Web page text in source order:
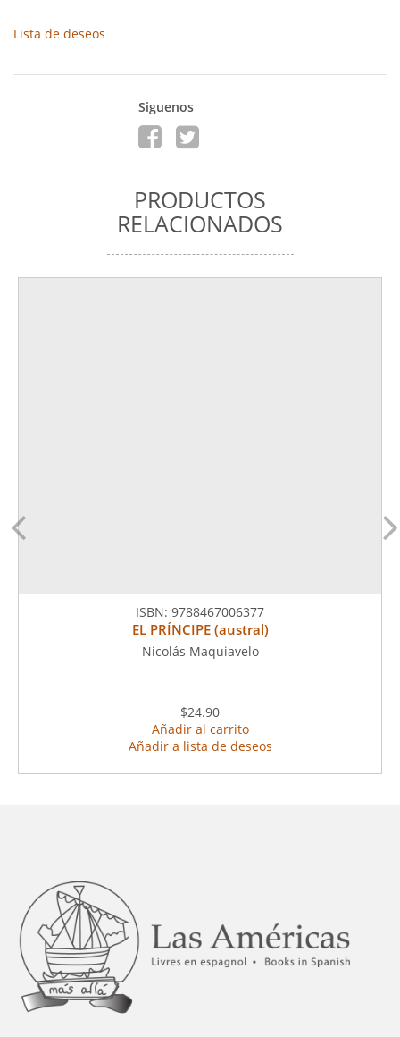
Lista de deseos
Siguenos
PRODUCTOS
RELACIONADOS
ISBN: 9788467006377
EL PRÍNCIPE (austral)
Nicolás Maquiavelo
$24.90
Añadir al carrito
Añadir a lista de deseos